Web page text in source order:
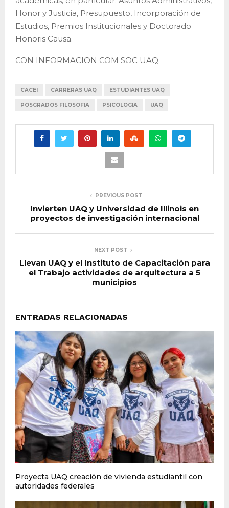
Honor y Justicia, Presupuesto, Incorporación de
Estudios, Premios Institucionales y Doctorado
Honoris Causa.
CON INFORMACION COM SOC UAQ.
CACEI CARRERAS UAQ ESTUDIANTES UAQ
POSGRADOS FILOSOFIA PSICOLOGIA UAQ
PREVIOUS POST
Invierten UAQ y Universidad de Illinois en
proyectos de investigación internacional
NEXT POST
Llevan UAQ y el Instituto de Capacitación para
el Trabajo actividades de arquitectura a 5
municipios
ENTRADAS RELACIONADAS
Proyecta UAQ creación de vivienda estudiantil con
autoridades federales